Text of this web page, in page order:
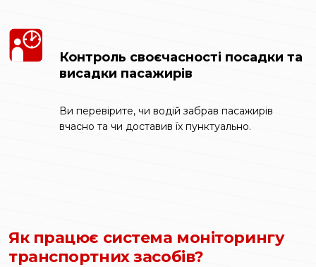
Контроль своєчасності посадки та
висадки пасажирів
Ви перевірите, чи водій забрав пасажирів
вчасно та чи доставив їх пунктуально.
Як працює система моніторингу
транспортних засобів?